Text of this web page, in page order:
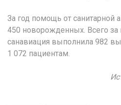
За год помощь от санитарной
450 новорожденных. Всего за
санавиация выполнила 982
1 072 пациентам.